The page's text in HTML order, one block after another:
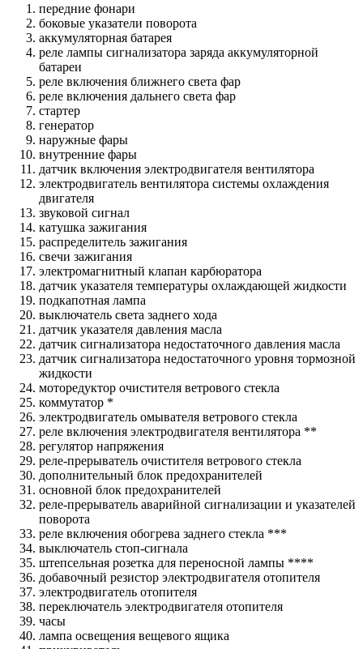
передние фонари
боковые указатели поворота
аккумуляторная батарея
реле лампы сигнализатора заряда аккумуляторной
батареи
реле включения ближнего света фар
реле включения дальнего света фар
стартер
генератор
наружные фары
внутренние фары
датчик включения электродвигателя вентилятора
электродвигатель вентилятора системы охлаждения
двигателя
звуковой сигнал
катушка зажигания
распределитель зажигания
свечи зажигания
электромагнитный клапан карбюратора
датчик указателя температуры охлаждающей жидкости
подкапотная лампа
выключатель света заднего хода
датчик указателя давления масла
датчик сигнализатора недостаточного давления масла
датчик сигнализатора недостаточного уровня тормозной
жидкости
моторедуктор очистителя ветрового стекла
коммутатор *
электродвигатель омывателя ветрового стекла
реле включения электродвигателя вентилятора **
регулятор напряжения
реле-прерыватель очистителя ветрового стекла
дополнительный блок предохранителей
основной блок предохранителей
реле-прерыватель аварийной сигнализации и указателей
поворота
реле включения обогрева заднего стекла ***
выключатель стоп-сигнала
штепсельная розетка для переносной лампы ****
добавочный резистор электродвигателя отопителя
электродвигатель отопителя
переключатель электродвигателя отопителя
часы
лампа освещения вещевого ящика